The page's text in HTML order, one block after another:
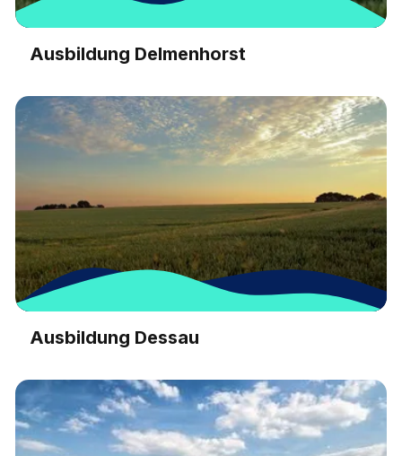
Ausbildung Delmenhorst
Ausbildung Dessau